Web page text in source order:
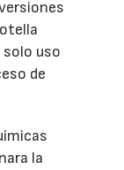
solo uso
de
la